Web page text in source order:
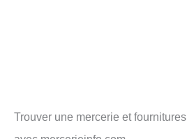
Trouver une mercerie et